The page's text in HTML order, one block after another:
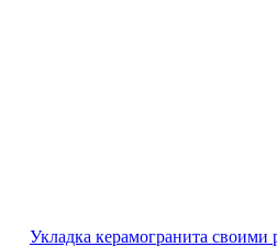
Укладка керамогранита своими